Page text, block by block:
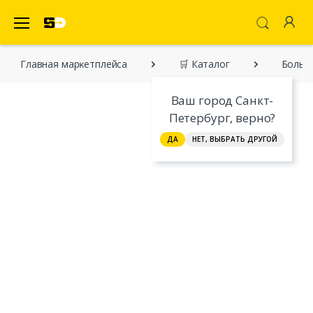
Ваш город Санкт-
Петербург, верно?
ДА НЕТ, ВЫБРАТЬ ДРУГОЙ
Главная марĸетплейса 🛒 Каталог